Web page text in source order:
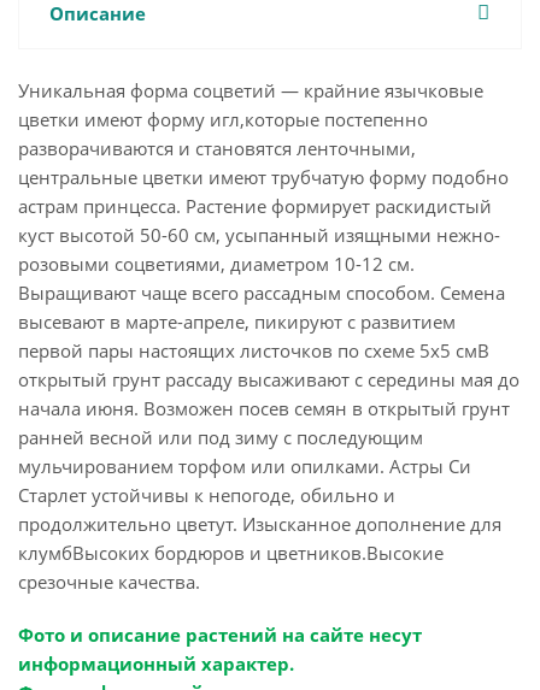
Описание
Уникальная форма соцветий — крайние язычковые
цветки имеют форму игл,которые постепенно
разворачиваются и становятся ленточными,
центральные цветки имеют трубчатую форму подобно
астрам принцесса. Растение формирует раскидистый
куст высотой 50-60 см, усыпанный изящными нежно-
розовыми соцветиями, диаметром 10-12 см.
Выращивают чаще всего рассадным способом. Семена
высевают в марте-апреле, пикируют с развитием
первой пары настоящих листочков по схеме 5х5 смВ
открытый грунт рассаду высаживают с середины мая до
начала июня. Возможен посев семян в открытый грунт
ранней весной или под зиму с последующим
мульчированием торфом или опилками. Астры Си
Старлет устойчивы к непогоде, обильно и
продолжительно цветут. Изысканное дополнение для
клумбВысоких бордюров и цветников.Высокие
срезочные качества.
Фото и описание растений на сайте несут
информационный характер.